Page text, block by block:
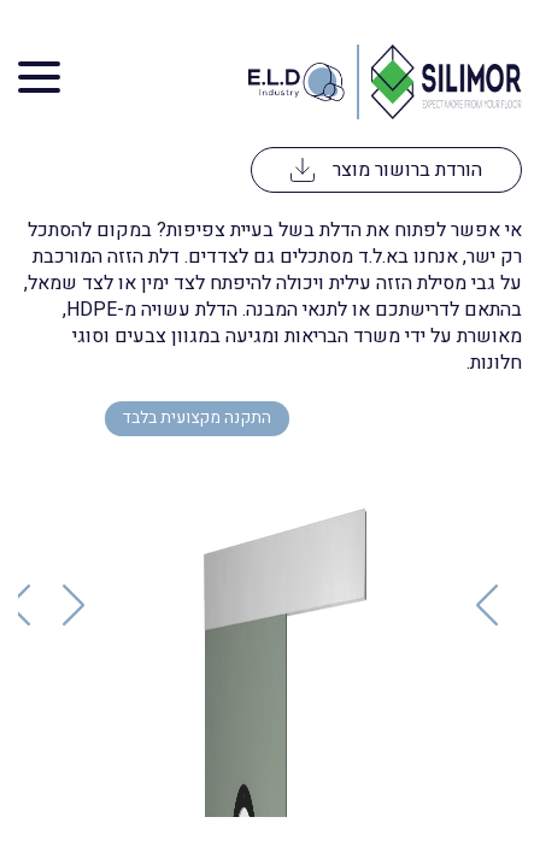
דלת הזזה HDPE
עולם חדש נפתח בפניכם
הורדת ברושור מוצר
אי אפשר לפתוח את הדלת בשל בעיית צפיפות? במקום להסתכל
רק ישר, אנחנו בא.ל.ד מסתכלים גם לצדדים. דלת הזזה המורכבת
על גבי מסילת הזזה עילית ויכולה להיפתח לצד ימין או לצד שמאל,
בהתאם לדרישתכם או לתנאי המבנה. הדלת עשויה מ-HDPE,
מאושרת על ידי משרד הבריאות ומגיעה במגוון צבעים וסוגי
חלונות.
התקנה מקצועית בלבד